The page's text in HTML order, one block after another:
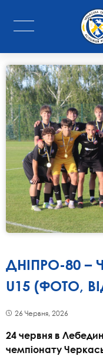
ДНІПРО-80 –
U15 (ФОТО,
26 Червня, 2026
24 червня в
чемпіонату